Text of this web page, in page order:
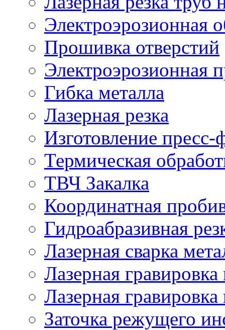
Электроэрозионная
Прошивка отверстий
Электроэрозионная
Гибка металла
Лазерная резка
Изготовление
Термическая
ТВЧ Закалка
Координатная
Гидроабразивная
Лазерная сварка
Лазерная гравировка
Лазерная
Заточка режущего